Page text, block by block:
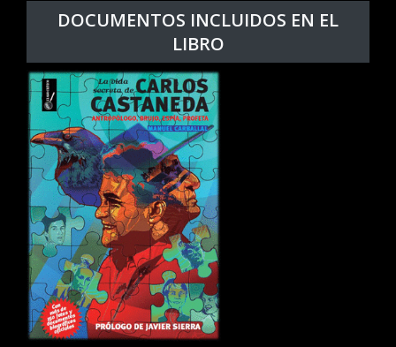
DOCUMENTOS INCLUIDOS EN EL
LIBRO